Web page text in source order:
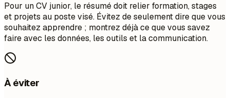
Pour un CV junior, le résumé doit relier formation, stages
et projets au poste visé. Évitez de seulement dire que vous
souhaitez apprendre ; montrez déjà ce que vous savez
faire avec les données, les outils et la communication.
À éviter